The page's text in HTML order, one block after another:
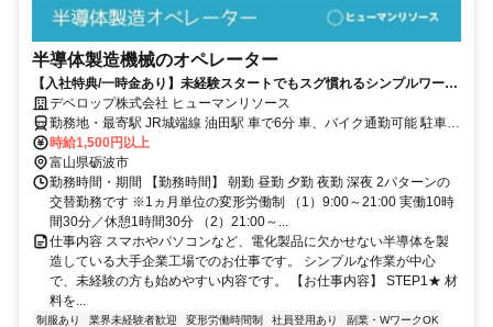
半導体製造機械のオペレーター
【入社特典/一時金あり】未経験スタートでもスグ慣れるシンプルワーク
★半導体製造スタッフ
デベロップ株式会社 ヒューマンリソース
勤務地・最寄駅 JR城端線 油田駅 車で6分 車、バイク通勤可能 駐車場
完備
時給1,500円以上
富山県砺波市
勤務時間・期間 【勤務時間】 朝勤 昼勤 夕勤 夜勤 深夜 2パターンの
交替勤務です ※1ヵ月単位の変形労働制 （1）9:00～21:00 実働10時
間30分／休憩1時間30分 （2）21:00～...
仕事内容 スマホやパソコンなど、電化製品に欠かせない半導体を製
造している大手企業工場でのお仕事です。 シンプルな作業が中心
で、未経験の方も始めやすい内容です。 【お仕事内容】 STEP1★ 材
料を...
制服あり 業界未経験者歓迎 変形労働時間制 社員登用あり
副業・WワークOK